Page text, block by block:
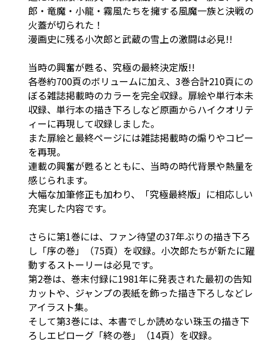
郎・竜魔・小龍・霧風たちを擁する風魔一族と決戦の
火蓋が切られた！
漫画史に残る小次郎と武蔵の雪上の激闘は必見!!
当時の興奮が甦る、究極の最終決定版!!
各巻約700頁のボリュームに加え、3巻合計210頁にの
ぼる雑誌掲載時のカラーを完全収録。扉絵や単行本未
収録、単行本の描き下ろしなど原画からハイクオリテ
ィーに再現して収録しました。
また扉絵と最終ページには雑誌掲載時の煽りやコピー
を再現。
連載の興奮が甦るとともに、当時の時代背景や熱量を
感じられます。
大幅な加筆修正も加わり、「究極最終版」に相応しい
充実した内容です。
さらに第1巻には、ファン待望の37年ぶりの描き下ろ
し「序の巻」（75頁）を収録。小次郎たちが新たに躍
動するストーリーは必見です。
第2巻は、巻末付録に1981年に発表された最初の告知
カットや、ジャンプの表紙を飾った描き下ろしなどレ
アイラスト集。
そして第3巻には、本書でしか読めない珠玉の描き下
ろしエピローグ「終の巻」（14頁）を収録。